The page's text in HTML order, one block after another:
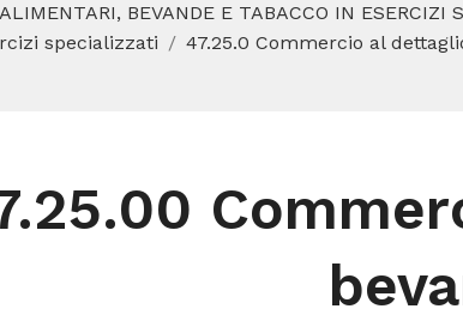
BEVANDE E TABACCO IN ESERCIZI
specializzati
47.25.0 Commercio al